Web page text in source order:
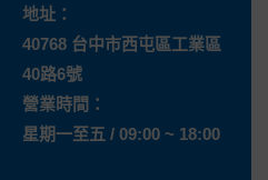
地址：
40768 台中市西屯區工業區
40路6號
營業時間：
星期一至五 / 09:00 ~ 18:00